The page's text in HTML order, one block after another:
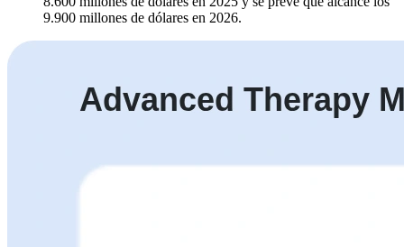
9.900 millones de dólares en 2026.